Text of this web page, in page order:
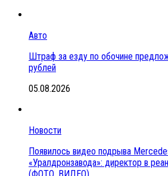
Авто
Штраф за езду по обочине
рублей
05.08.2026
Новости
Появилось видео подрыва
«Уралдронзавода»: директор в